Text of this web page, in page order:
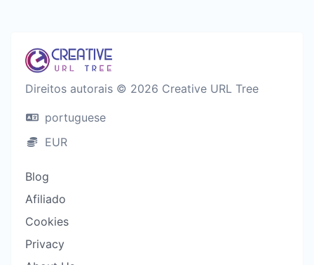
Direitos autorais © 2026 Creative URL Tree
portuguese
EUR
Blog
Afiliado
Cookies
Privacy